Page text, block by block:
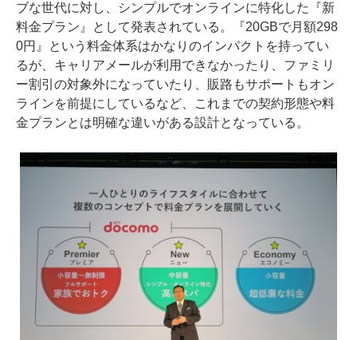
ブな世代に対し、シンプルでオンラインに特化した『新
料金プラン』として発表されている。『20GBで月額298
0円』という料金体系はかなりのインパクトを持ってい
るが、キャリアメールが利用できなかったり、ファミリ
ー割引の対象外になっていたり、販路もサポートもオン
ラインを前提にしているなど、これまでの契約形態や料
金プランとは明確な違いがある設計となっている。